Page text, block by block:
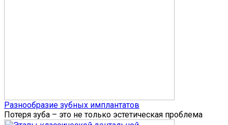
Разнообразие зубных имплантатов
Потеря зуба – это не только эстетическая проблема